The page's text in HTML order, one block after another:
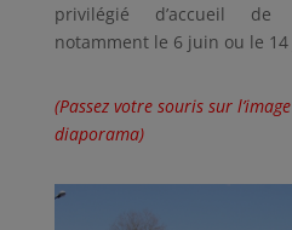
privilégié d’accueil de
notamment le 6 juin ou le
(Passez votre souris sur
diaporama)